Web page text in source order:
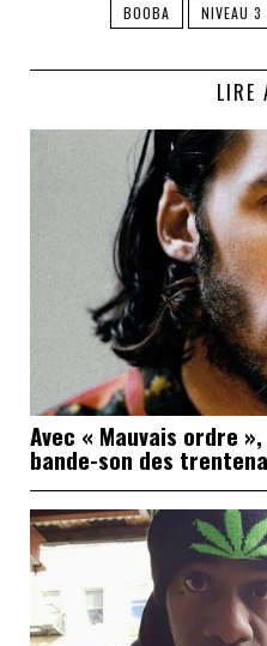
BOOBA NIVEAU 3
LIRE
Avec « Mauvais ordre
bande-son des